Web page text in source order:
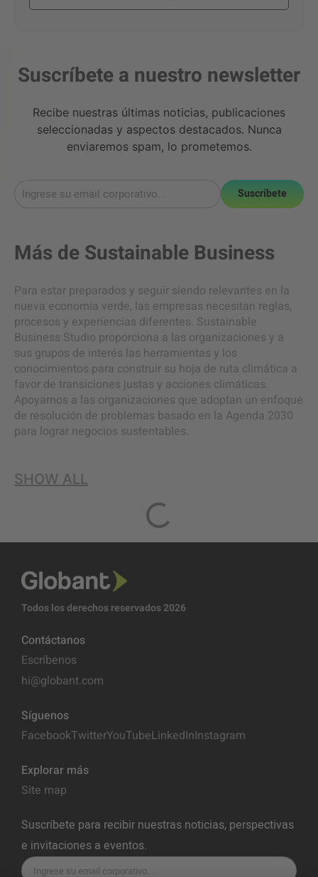
Suscríbete a nuestro newsletter
Recibe nuestras últimas noticias, publicaciones
seleccionadas y aspectos destacados. Nunca
enviaremos spam, lo prometemos.
Suscríbete
Más deSustainable Business
Para estar preparados y seguir siendo relevantes en la
nueva economía verde, las empresas necesitan reglas,
procesos y experiencias diferentes. Sustainable
Business Studio proporciona a las organizaciones y a
sus grupos de interés las herramientas y los
conocimientos para construir su hoja de ruta climática a
favor de transiciones justas y acciones climáticas.
Apoyamos a las organizaciones que adoptan un enfoque
de resolución de problemas basado en la Agenda 2030
para lograr negocios sustentables.
SHOW ALL
Todos los derechos reservados 2026
Contáctanos
Escríbenos
hi@globant.com
Síguenos
FacebookTwitterYouTubeLinkedInInstagram
Explorar más
Site map
Suscríbete para recibir nuestras noticias, perspectivas
e invitaciones a eventos.